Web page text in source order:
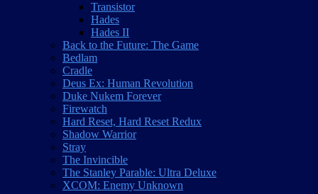
Transistor
Hades
Hades II
Back to the Future: The Game
Bedlam
Cradle
Deus Ex: Human Revolution
Duke Nukem Forever
Firewatch
Hard Reset, Hard Reset Redux
Shadow Warrior
Stray
The Invincible
The Stanley Parable: Ultra Deluxe
XCOM: Enemy Unknown